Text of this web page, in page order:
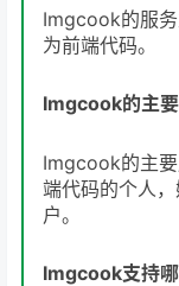
Imgcook的服
为前端代码。
Imgcook的主要
Imgcook的主
端代码的个人
户。
Imgcook支持哪